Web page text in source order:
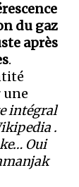
du gaz
après
.
intégral
.
Oui